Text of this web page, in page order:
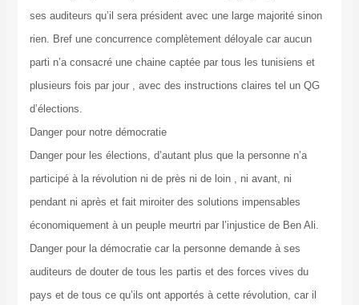
ses auditeurs qu’il sera président avec une large majorité sinon
rien. Bref une concurrence complètement déloyale car aucun
parti n’a consacré une chaine captée par tous les tunisiens et
plusieurs fois par jour , avec des instructions claires tel un QG
d’élections.
Danger pour notre démocratie
Danger pour les élections, d’autant plus que la personne n’a
participé à la révolution ni de près ni de loin , ni avant, ni
pendant ni après et fait miroiter des solutions impensables
économiquement à un peuple meurtri par l’injustice de Ben Ali.
Danger pour la démocratie car la personne demande à ses
auditeurs de douter de tous les partis et des forces vives du
pays et de tous ce qu’ils ont apportés à cette révolution, car il